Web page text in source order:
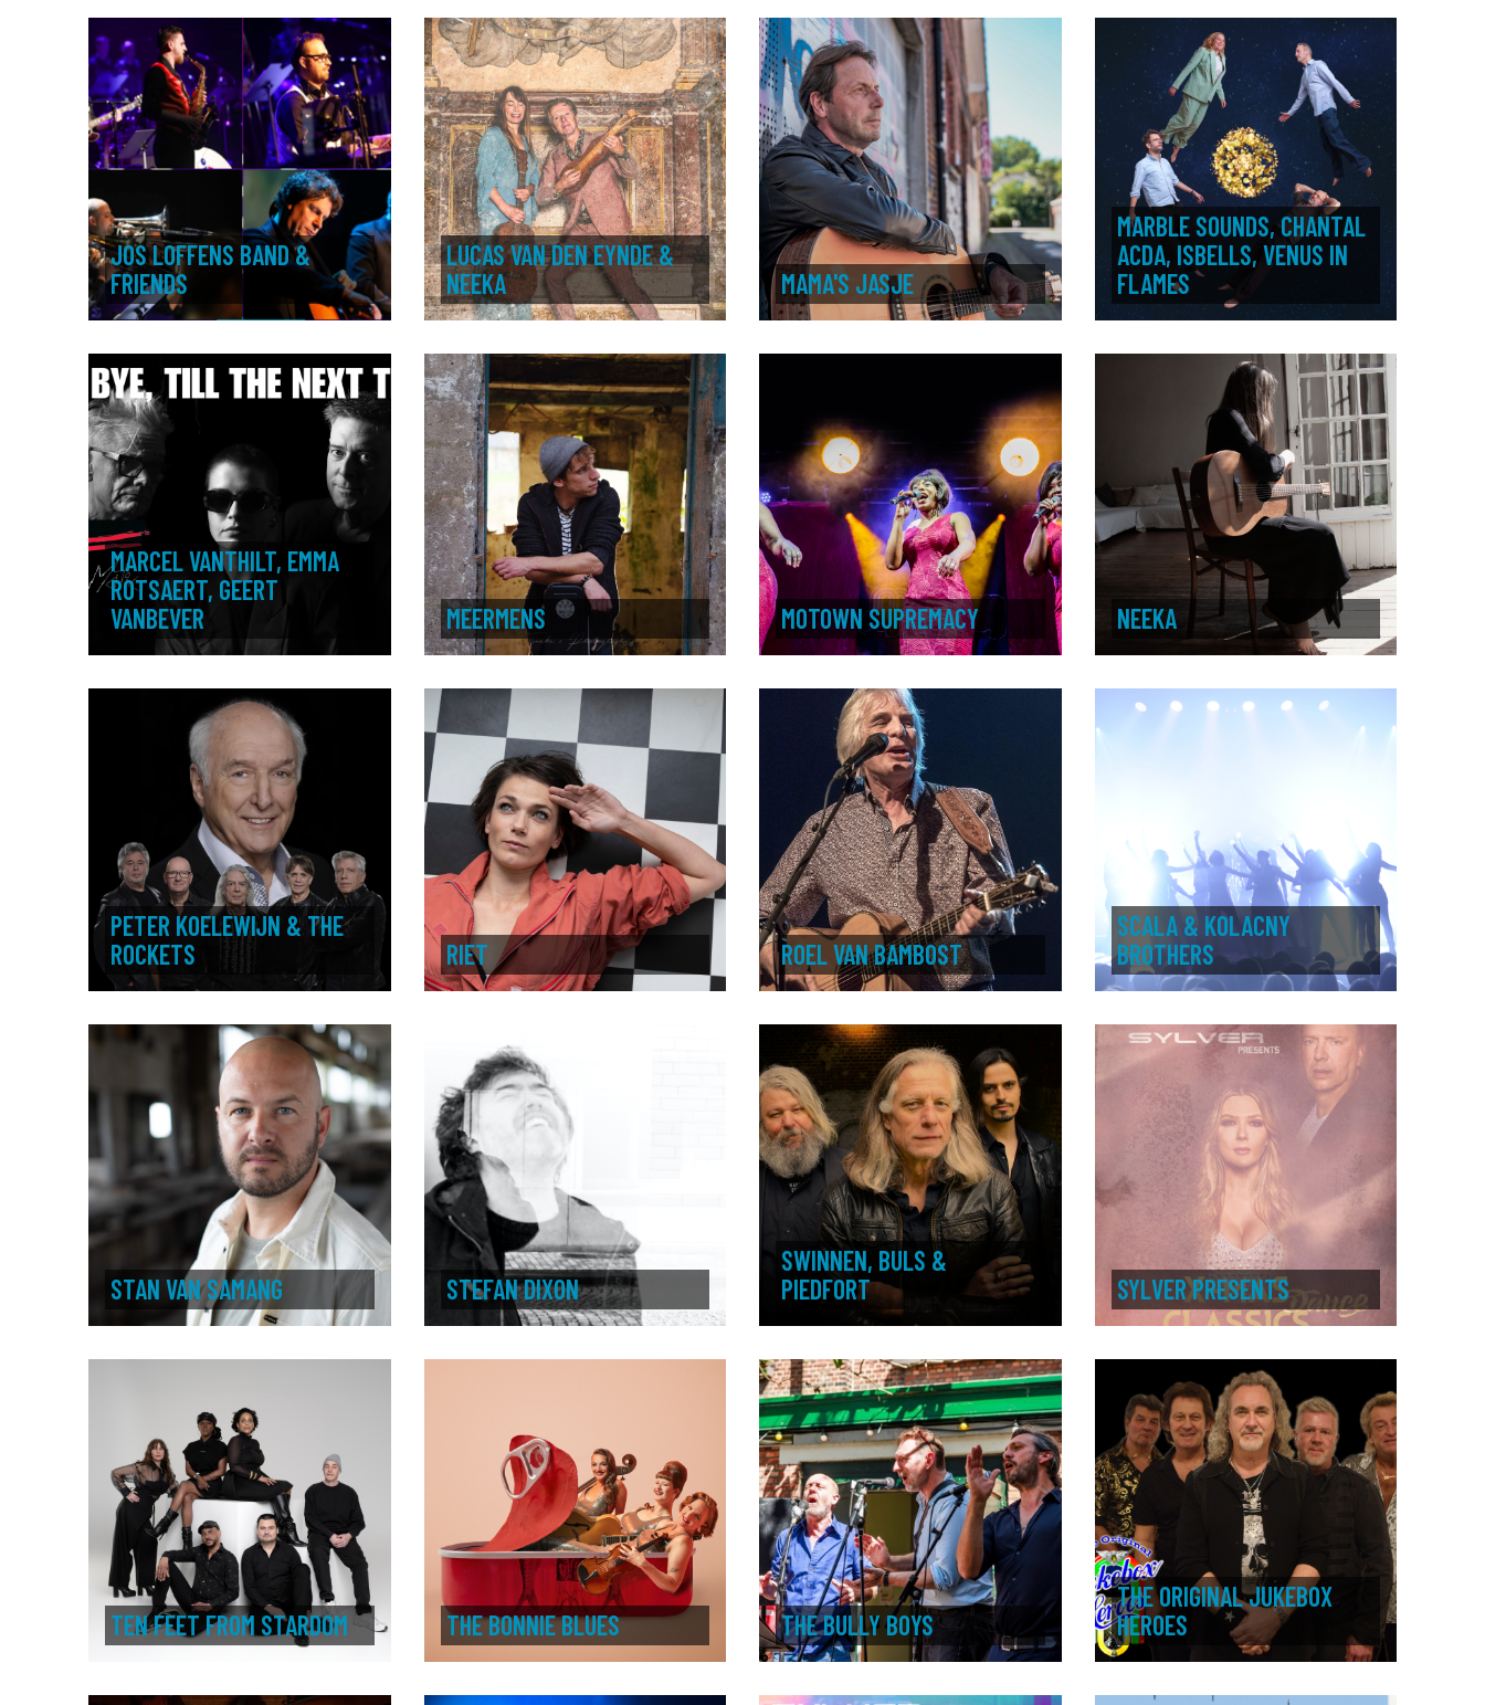
JOS LOFFENS BAND &
FRIENDS
LUCAS VAN DEN EYNDE &
NEEKA
MAMA'S JASJE
MARBLE SOUNDS, CHANTAL
ACDA, ISBELLS, VENUS IN
FLAMES
MARCEL VANTHILT, EMMA
ROTSAERT, GEERT
VANBEVER
MEERMENS MOTOWN SUPREMACY NEEKA
PETER KOELEWIJN & THE
ROCKETS
RIET ROEL VAN BAMBOST
SCALA & KOLACNY
BROTHERS
STAN VAN SAMANG STEFAN DIXON
SWINNEN, BULS &
PIEDFORT
SYLVER PRESENTS
TEN FEET FROM STARDOM THE BONNIE BLUES THE BULLY BOYS
THE ORIGINAL JUKEBOX
HEROES